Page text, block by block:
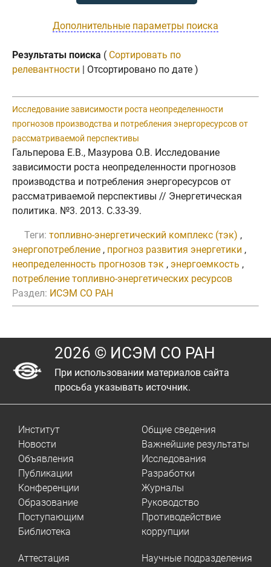
Дополнительные параметры поиска
Результаты поиска ( Сортировать по
релевантности | Отсортировано по дате )
Исследование зависимости роста неопределенности
прогнозов производства и потребления энергоресурсов от
рассматриваемой перспективы
Гальперова Е.В., Мазурова О.В. Исследование
зависимости роста неопределенности прогнозов
производства и потребления энергоресурсов от
рассматриваемой перспективы // Энергетическая
политика. №3. 2013. C.33-39.
Теги: топливно-энергетический комплекс (тэк) ,
энергопотребление , прогноз развития энергетики ,
неопределенность прогнозов тэк , энергоемкость ,
потребление топливно-энергетических ресурсов
Раздел: ИСЭМ СО РАН
2026 © ИСЭМ СО РАН
При использовании материалов сайта
просьба указывать источник.
Институт
Новости
Объявления
Публикации
Конференции
Образование
Поступающим
Библиотека
Общие сведения
Важнейшие результаты
Исследования
Разработки
Журналы
Руководство
Противодействие
коррупции
Аттестация Научные подразделения